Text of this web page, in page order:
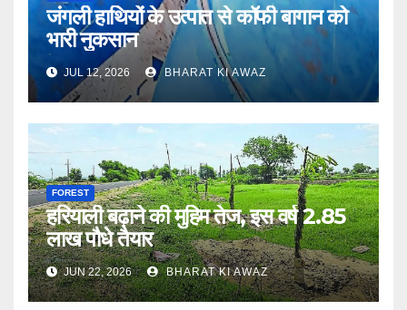
जंगली हाथियों के उत्पात से कॉफी बागान को
भारी नुकसान
JUL 12, 2026 BHARAT KI AWAZ
FOREST
हरियाली बढ़ाने की मुहिम तेज, इस वर्ष 2.85
लाख पौधे तैयार
JUN 22, 2026 BHARAT KI AWAZ